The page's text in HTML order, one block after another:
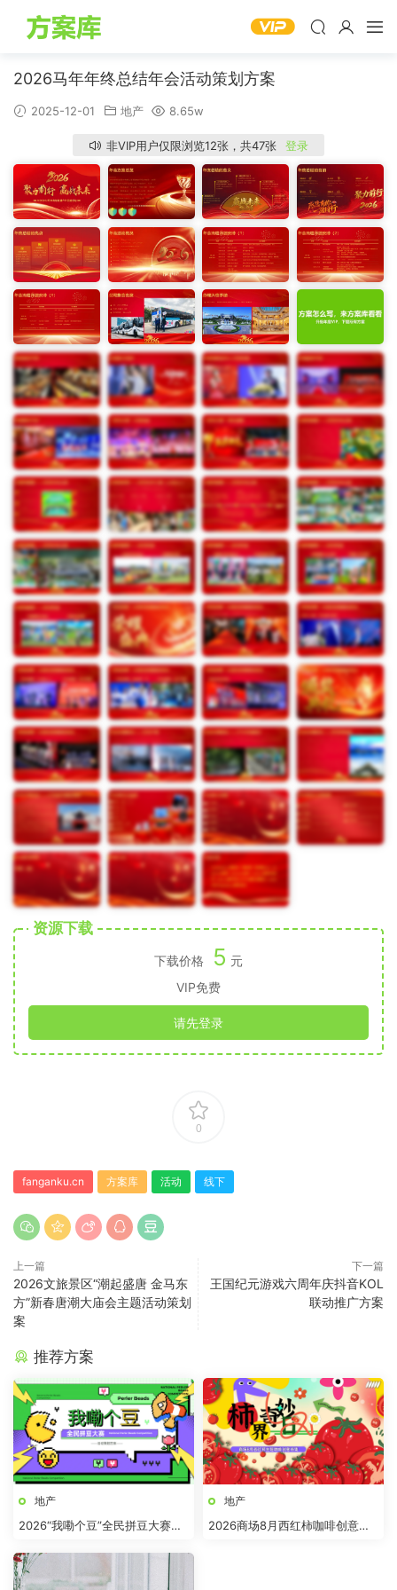
2026马年年终总结年会活动策划方案
2025-12-01 地产 8.65w
非VIP用户仅限浏览12张，共47张 登录
资源下载
下载价格 5 元
VIP免费
请先登录
0
fanganku.cn 方案库 活动 线下
上一篇
2026文旅景区“潮起盛唐 金马东
方”新春唐潮大庙会主题活动策划
案
下一篇
王国纪元游戏六周年庆抖音KOL
联动推广方案
推荐方案
地产
2026“我嘞个豆”全民拼豆大赛主
地产
2026商场8月西红柿咖啡创意市